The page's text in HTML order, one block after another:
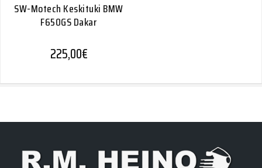
SW-Motech Keskituki BMW
F650GS Dakar
225,00€